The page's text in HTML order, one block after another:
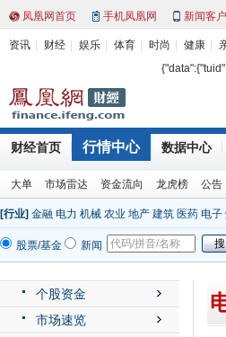
凤凰网首页 手机凤凰网 新闻客
资讯 财经 娱乐 体育 时尚 健康
财经首页 行情中心 数据中心
大单 市场雷达 资金流向 龙虎榜 公告
[行业] 金融 电力 机械 农业 地产 建筑 医药 电子
股票/基金 新闻
个股资金
市场速览